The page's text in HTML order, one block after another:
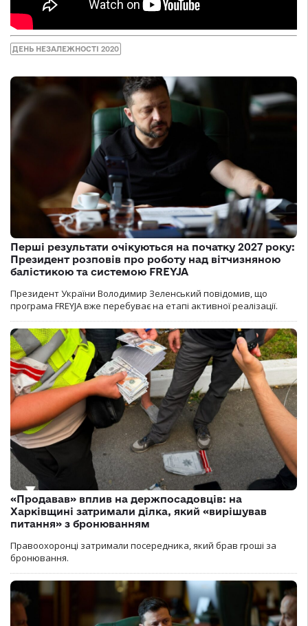
ДЕНЬ НЕЗАЛЕЖНОСТІ 2020
Перші результати очікуються на початку 2027 року:
Президент розповів про роботу над вітчизняною
балістикою та системою FREYJA
Президент України Володимир Зеленський повідомив, що
програма FREYJA вже перебуває на етапі активної реалізації.
«Продавав» вплив на держпосадовців: на
Харківщині затримали ділка, який «вирішував
питання» з бронюванням
Правоохоронці затримали посередника, який брав гроші за
бронювання.